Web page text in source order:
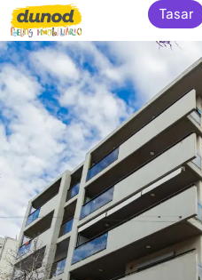
Tasar